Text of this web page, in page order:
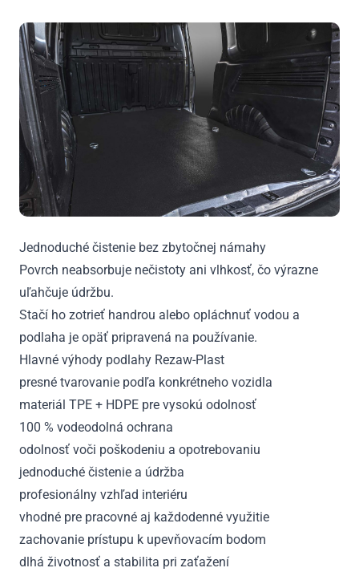
Jednoduché čistenie bez zbytočnej námahy
Povrch neabsorbuje nečistoty ani vlhkosť, čo výrazne
uľahčuje údržbu.
Stačí ho zotrieť handrou alebo opláchnuť vodou a
podlaha je opäť pripravená na používanie.
Hlavné výhody podlahy Rezaw-Plast
presné tvarovanie podľa konkrétneho vozidla
materiál TPE + HDPE pre vysokú odolnosť
100 % vodeodolná ochrana
odolnosť voči poškodeniu a opotrebovaniu
jednoduché čistenie a údržba
profesionálny vzhľad interiéru
vhodné pre pracovné aj každodenné využitie
zachovanie prístupu k upevňovacím bodom
dlhá životnosť a stabilita pri zaťažení